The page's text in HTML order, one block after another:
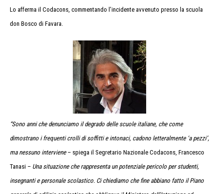
Lo afferma il Codacons, commentando l’incidente avvenuto presso la scuola
don Bosco di Favara.
“Sono anni che denunciamo il degrado delle scuole italiane, che come
dimostrano i frequenti crolli di soffitti e intonaci, cadono letteralmente ‘a pezzi’,
ma nessuno interviene– spiega il Segretario Nazionale Codacons, Francesco
Tanasi – Una situazione che rappresenta un potenziale pericolo per studenti,
insegnanti e personale scolastico. Ci chiediamo che fine abbiano fatto il Piano